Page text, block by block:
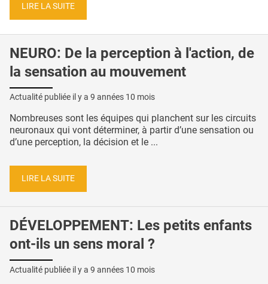
LIRE LA SUITE
NEURO: De la perception à l'action, de
la sensation au mouvement
Actualité publiée il y a 9 années 10 mois
Nombreuses sont les équipes qui planchent sur les circuits
neuronaux qui vont déterminer, à partir d’une sensation ou
d’une perception, la décision et le ...
LIRE LA SUITE
DÉVELOPPEMENT: Les petits enfants
ont-ils un sens moral ?
Actualité publiée il y a 9 années 10 mois